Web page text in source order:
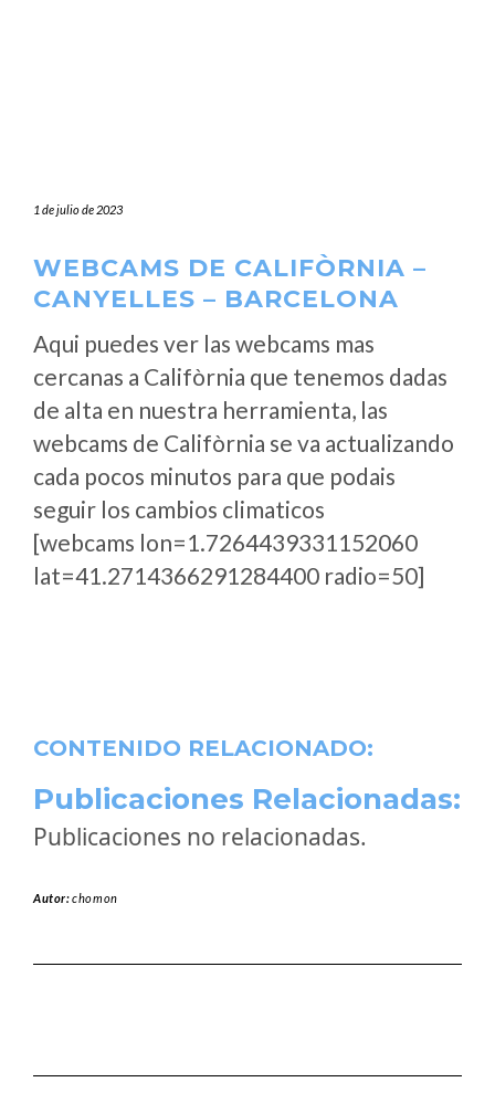
1 de julio de 2023
WEBCAMS DE CALIFÒRNIA –
CANYELLES – BARCELONA
Aqui puedes ver las webcams mas
cercanas a Califòrnia que tenemos dadas
de alta en nuestra herramienta, las
webcams de Califòrnia se va actualizando
cada pocos minutos para que podais
seguir los cambios climaticos
[webcams lon=1.7264439331152060
lat=41.2714366291284400 radio=50]
CONTENIDO RELACIONADO:
Publicaciones Relacionadas:
Publicaciones no relacionadas.
Autor:chomon